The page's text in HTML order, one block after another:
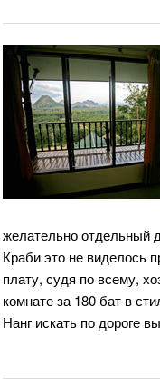
желательно отдельный
Краби это не виделось
плату, судя по всему,
комнате за 180 бат в
Нанг искать по дороге